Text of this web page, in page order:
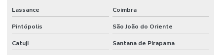
Lassance Coimbra
Pintópolis São João do Oriente
Catuji Santana de Pirapama